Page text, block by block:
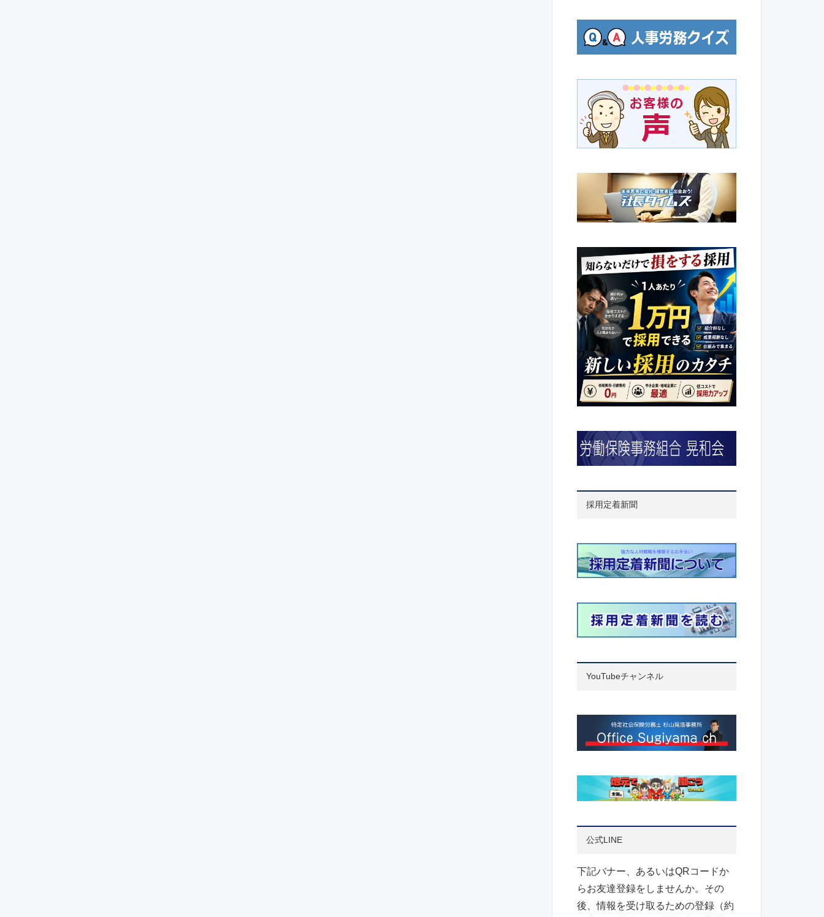
採用定着新聞
YouTubeチャンネル
公式LINE
下記バナー、あるいはQRコードか
らお友達登録をしませんか。その
後、情報を受け取るための登録（約